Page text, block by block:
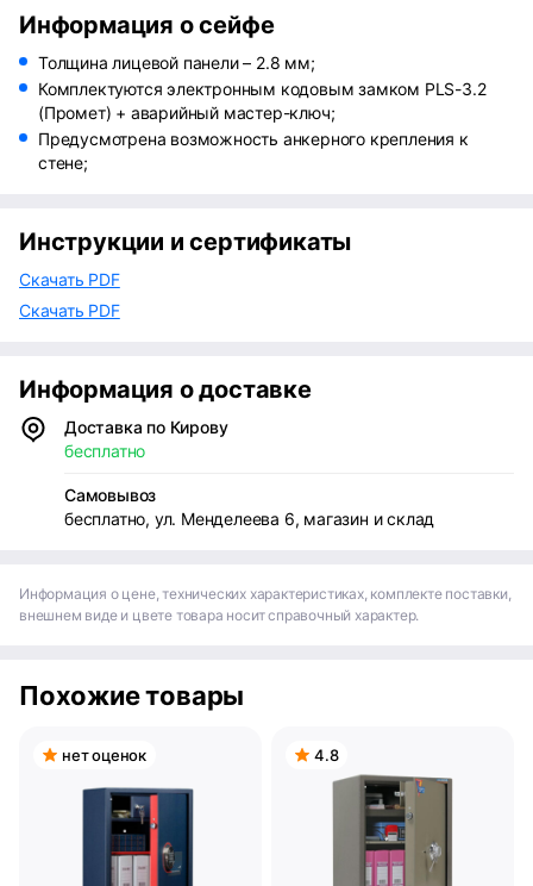
Информация о сейфе
Толщина лицевой панели – 2.8 мм;
Комплектуются электронным кодовым замком PLS-3.2
(Промет) + аварийный мастер-ключ;
Предусмотрена возможность анкерного крепления к
стене;
Инструкции и сертификаты
Скачать PDF
Скачать PDF
Информация о доставке
Доставка по Кирову
бесплатно
Самовывоз
бесплатно, ул. Менделеева 6, магазин и склад
Информация о цене, технических характеристиках, комплекте поставки,
внешнем виде и цвете товара носит справочный характер.
Похожие товары
нет оценок 4.8